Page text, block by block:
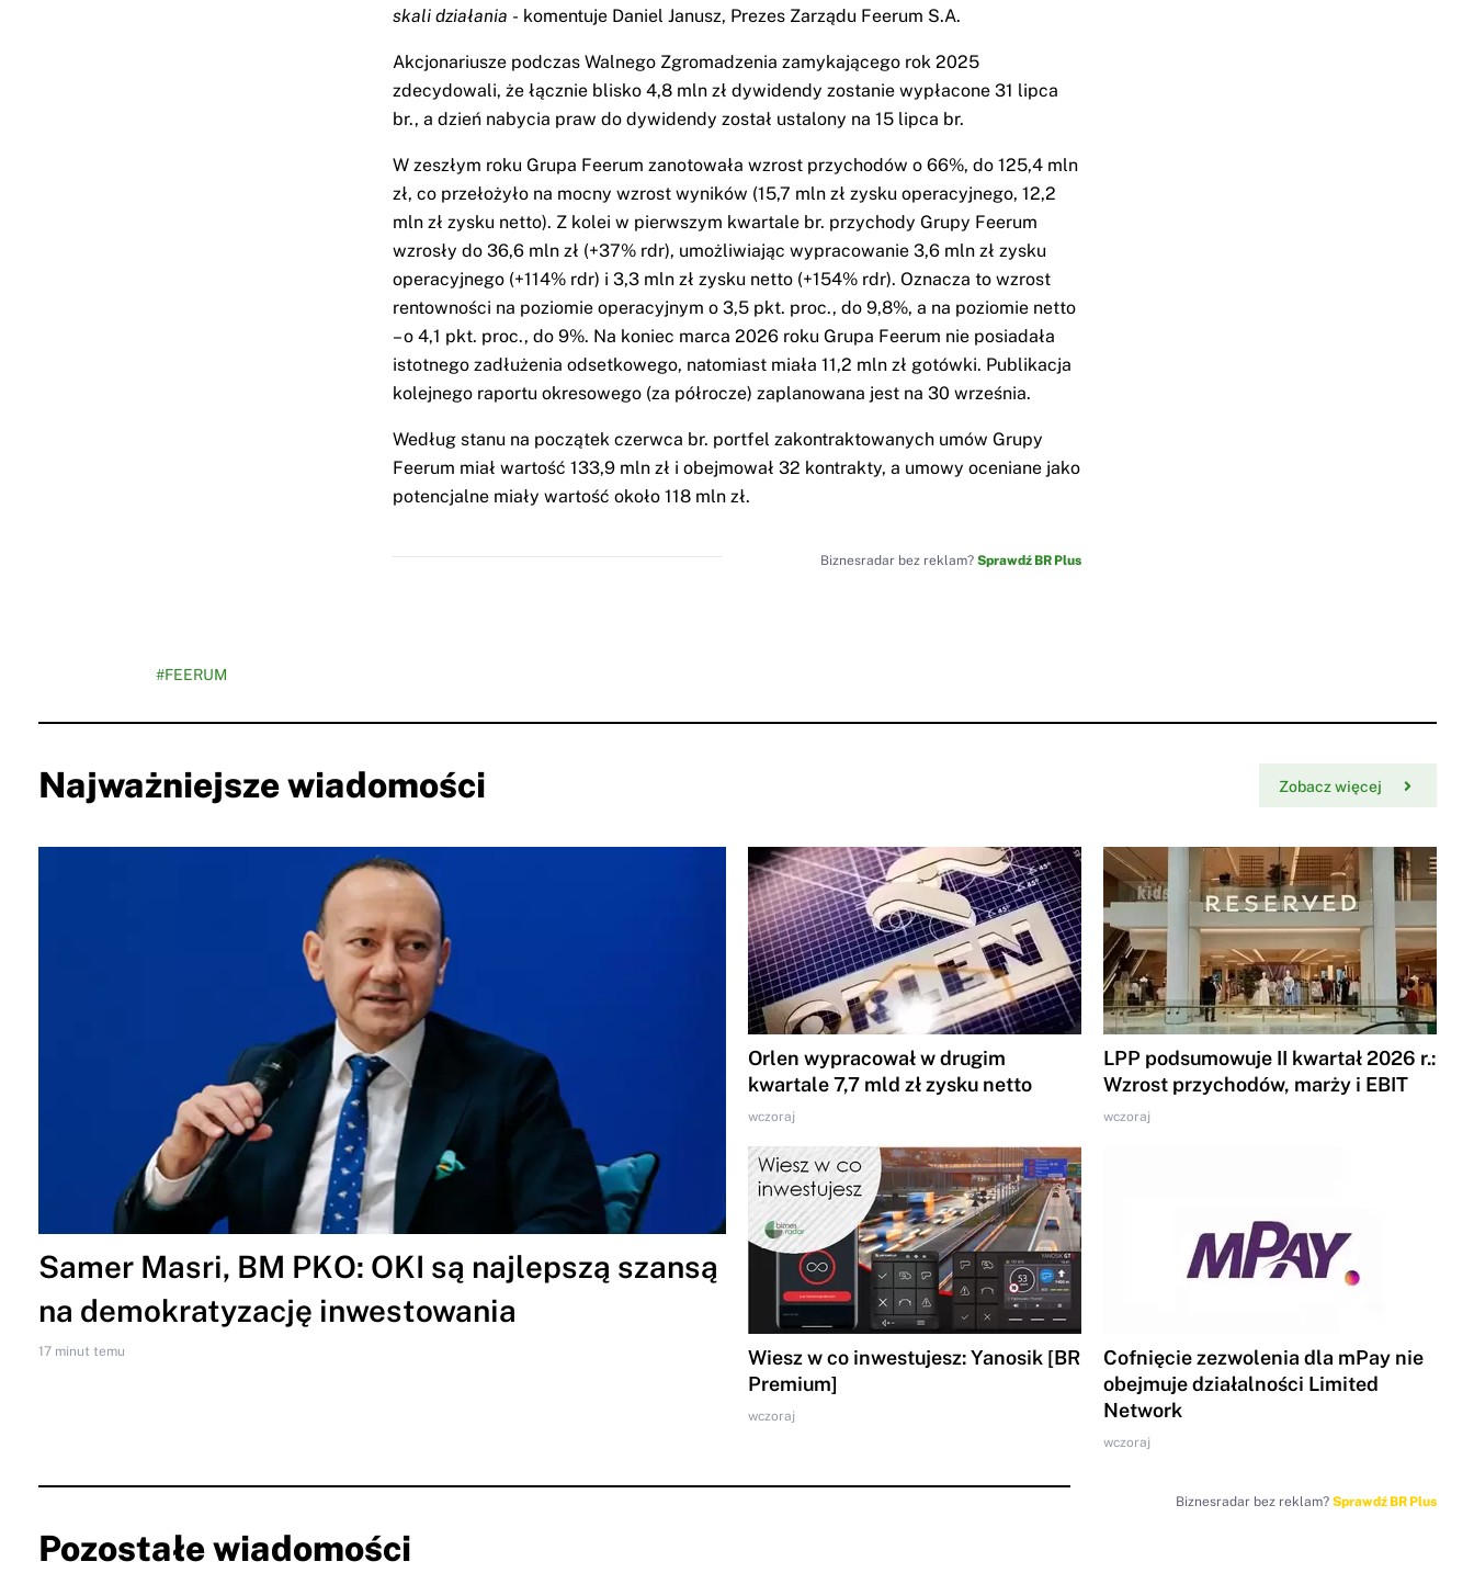
skali działania - komentuje Daniel Janusz, Prezes Zarządu Feerum S.A.
Akcjonariusze podczas Walnego Zgromadzenia zamykającego rok 2025
zdecydowali, że łącznie blisko 4,8 mln zł dywidendy zostanie wypłacone 31 lipca
br., a dzień nabycia praw do dywidendy został ustalony na 15 lipca br.
W zeszłym roku Grupa Feerum zanotowała wzrost przychodów o 66%, do 125,4 mln
zł, co przełożyło na mocny wzrost wyników (15,7 mln zł zysku operacyjnego, 12,2
mln zł zysku netto). Z kolei w pierwszym kwartale br. przychody Grupy Feerum
wzrosły do 36,6 mln zł (+37% rdr), umożliwiając wypracowanie 3,6 mln zł zysku
operacyjnego (+114% rdr) i 3,3 mln zł zysku netto (+154% rdr). Oznacza to wzrost
rentowności na poziomie operacyjnym o 3,5 pkt. proc., do 9,8%, a na poziomie netto
– o 4,1 pkt. proc., do 9%. Na koniec marca 2026 roku Grupa Feerum nie posiadała
istotnego zadłużenia odsetkowego, natomiast miała 11,2 mln zł gotówki. Publikacja
kolejnego raportu okresowego (za półrocze) zaplanowana jest na 30 września.
Według stanu na początek czerwca br. portfel zakontraktowanych umów Grupy
Feerum miał wartość 133,9 mln zł i obejmował 32 kontrakty, a umowy oceniane jako
potencjalne miały wartość około 118 mln zł.
Biznesradar bez reklam? Sprawdź BR Plus
#FEERUM
Najważniejsze wiadomości Zobacz więcej
Samer Masri, BM PKO: OKI są najlepszą szansą
na demokratyzację inwestowania
17 minut temu
Orlen wypracował w drugim
kwartale 7,7 mld zł zysku netto
wczoraj
LPP podsumowuje II kwartał 2026 r.:
Wzrost przychodów, marży i EBIT
wczoraj
Wiesz w co inwestujesz: Yanosik [BR
Premium]
wczoraj
Cofnięcie zezwolenia dla mPay nie
obejmuje działalności Limited
Network
wczoraj
Pozostałe wiadomości
Biznesradar bez reklam? Sprawdź BR Plus